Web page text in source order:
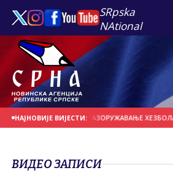
SRpska
NAtional
НАЈНОВИЈЕ ВИЈЕСТИ:
МОГЛЕ НАДЗИРАТИ РАЗОРУЖАВАЊЕ ХЕЗБОЛАХА
ВИДЕО ЗАПИСИ